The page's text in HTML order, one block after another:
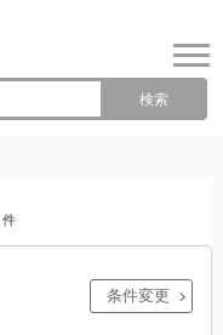
検索
件
条件変更